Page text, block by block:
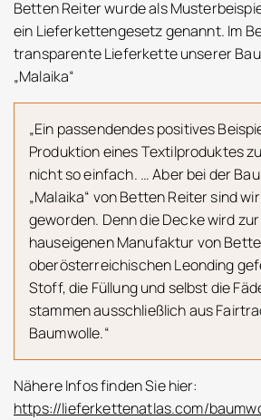
Betten Reiter wurde als
ein Lieferkettengesetz genannt. Im
transparente Lieferkette unserer
„Malaika“
„Ein passendendes positives
Produktion eines Textilproduktes
nicht so einfach. … Aber bei der
„Malaika“ von Betten Reiter sind
geworden. Denn die Decke wird
hauseigenen Manufaktur von
oberösterreichischen Leonding
Stoff, die Füllung und selbst die
stammen ausschließlich aus
Baumwolle.“
Nähere Infos finden Sie hier:
https://lieferkettenatlas.com/